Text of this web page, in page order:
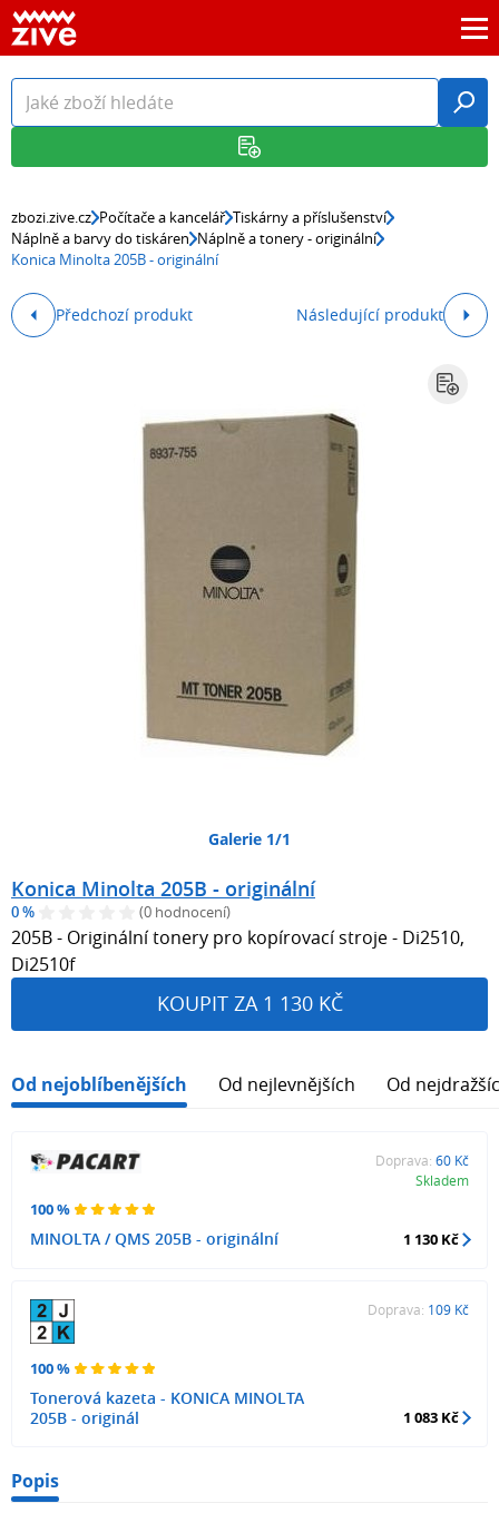
zbozi.zive.cz Počítače a kancelář Tiskárny a příslušenství
Náplně a barvy do tiskáren Náplně a tonery - originální
Konica Minolta 205B - originální
Předchozí produkt Následující produkt
Galerie 1/1
Konica Minolta 205B - originální
0 % (0 hodnocení)
205B - Originální tonery pro kopírovací stroje - Di2510,
Di2510f
KOUPIT ZA 1 130 KČ
Od nejoblíbenějších Od nejlevnějších Od
100 %
MINOLTA / QMS 205B - originální
Doprava: 60 Kč
Skladem
1 130 Kč
100 %
Tonerová kazeta - KONICA MINOLTA
205B - originál
Doprava: 109 Kč
1 083 Kč
Popis